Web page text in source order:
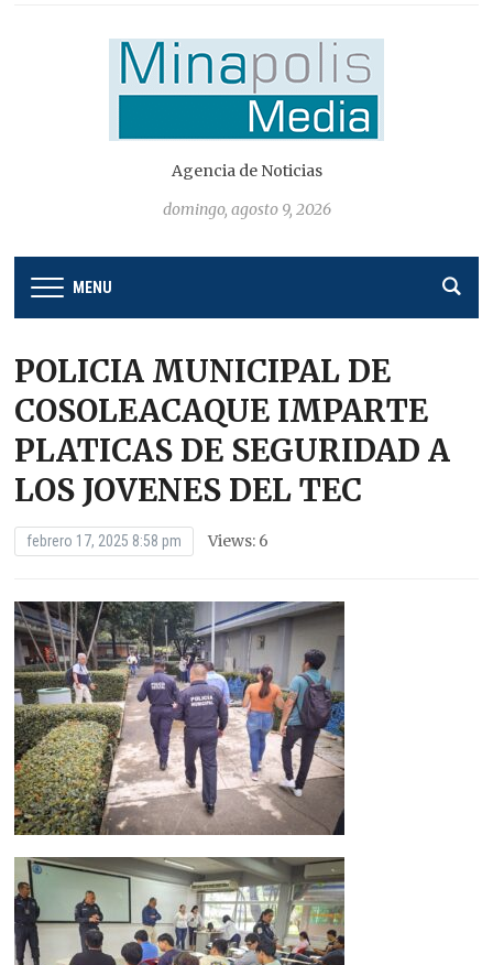
Agencia de Noticias
domingo, agosto 9, 2026
MENU
POLICIA MUNICIPAL DE
COSOLEACAQUE IMPARTE
PLATICAS DE SEGURIDAD A
LOS JOVENES DEL TEC
febrero 17, 2025 8:58 pm Views: 6